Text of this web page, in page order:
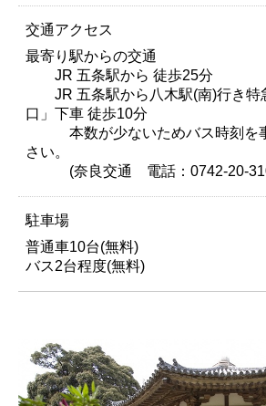
交通アクセス
最寄り駅からの交通
JR 五条駅から 徒歩25分
JR 五条駅から八木駅(南)行き特
口」下車 徒歩10分
本数が少ないためバス時刻を
さい。
(奈良交通 電話：0742-20-
駐車場
普通車10台(無料)
バス2台程度(無料)